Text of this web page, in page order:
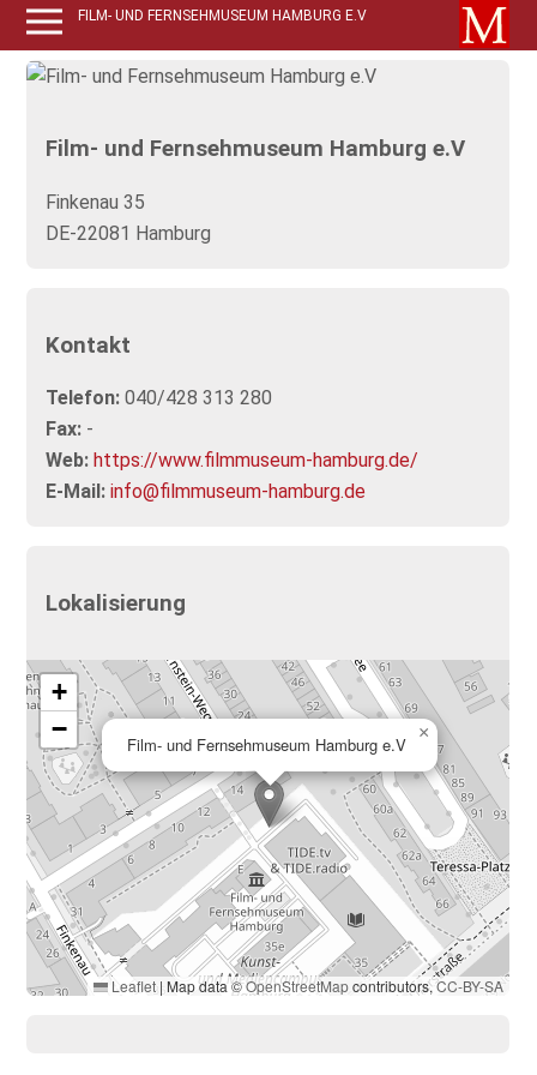
FILM- UND FERNSEHMUSEUM HAMBURG E.V
Film- und Fernsehmuseum Hamburg e.V
Finkenau 35
DE-22081 Hamburg
Kontakt
Telefon: 040/428 313 280
Fax: -
Web: https://www.filmmuseum-hamburg.de/
E-Mail: info@filmmuseum-hamburg.de
Lokalisierung
Film- und Fernsehmuseum Hamburg e.V
×
+
−
Leaflet | Map data ©OpenStreetMapcontributors,CC-BY-SA